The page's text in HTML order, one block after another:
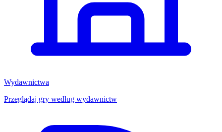
Wydawnictwa
Przeglądaj gry według wydawnictw